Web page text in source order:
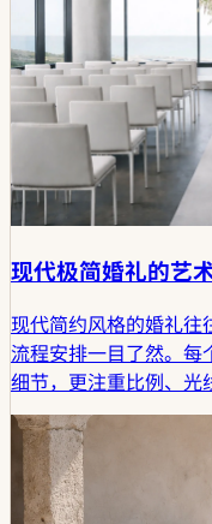
现代极简婚礼的艺
现代简约风格的婚礼往
流程安排一目了然。每
细节，更注重比例、光
受这一天，交谈在不经
简，而非牺牲。它通
出呼吸的空间。